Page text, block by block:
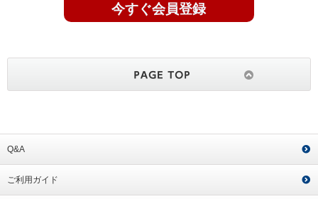
今すぐ会員登録
Q&A
ご利用ガイド